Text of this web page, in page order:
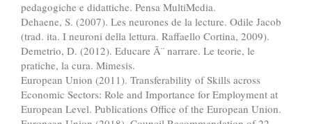
pedagogiche e didattiche. Pensa MultiMedia.
Dehaene, S. (2007). Les neurones de la lecture. Odile Jacob
(trad. ita. I neuroni della lettura. Raffaello Cortina, 2009).
Demetrio, D. (2012). Educare Ã¨ narrare. Le teorie, le
pratiche, la cura. Mimesis.
European Union (2011). Transferability of Skills across
Economic Sectors: Role and Importance for Employment at
European Level. Publications Office of the European Union.